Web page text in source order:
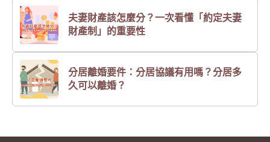
夫妻財產該怎麼分？一次看懂「約定夫妻
財產制」的重要性
分居離婚要件：分居協議有用嗎？分居多
久可以離婚？